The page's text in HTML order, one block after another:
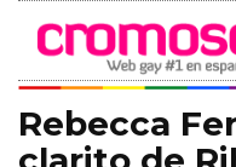
Rebecca